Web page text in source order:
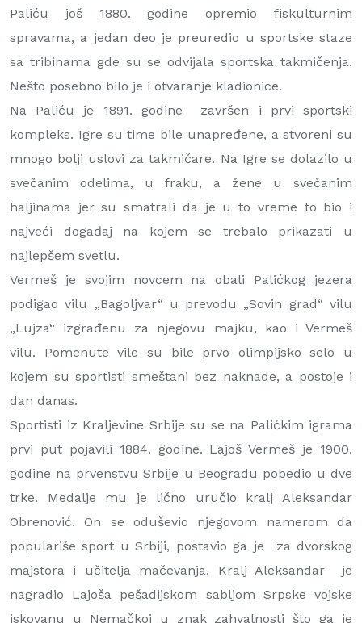
Paliću još 1880. godine opremio fiskulturnim
spravama, a jedan deo je preuredio u sportske staze
sa tribinama gde su se odvijala sportska takmičenja.
Nešto posebno bilo je i otvaranje kladionice.
Na Paliću je 1891. godine završen i prvi sportski
kompleks. Igre su time bile unapređene, a stvoreni su
mnogo bolji uslovi za takmičare. Na Igre se dolazilo u
svečanim odelima, u fraku, a žene u svečanim
haljinama jer su smatrali da je u to vreme to bio i
najveći događaj na kojem se trebalo prikazati u
najlepšem svetlu.
Vermeš je svojim novcem na obali Palićkog jezera
podigao vilu „Bagoljvar“ u prevodu „Sovin grad“ vilu
„Lujza“ izgrađenu za njegovu majku, kao i Vermeš
vilu. Pomenute vile su bile prvo olimpijsko selo u
kojem su sportisti smeštani bez naknade, a postoje i
dan danas.
Sportisti iz Kraljevine Srbije su se na Palićkim igrama
prvi put pojavili 1884. godine. Lajoš Vermeš je 1900.
godine na prvenstvu Srbije u Beogradu pobedio u dve
trke. Medalje mu je lično uručio kralj Aleksandar
Obrenović. On se oduševio njegovom namerom da
populariše sport u Srbiji, postavio ga je za dvorskog
majstora i učitelja mačevanja. Kralj Aleksandar je
nagradio Lajoša pešadijskom sabljom Srpske vojske
iskovanu u Nemačkoj u znak zahvalnosti što ga je